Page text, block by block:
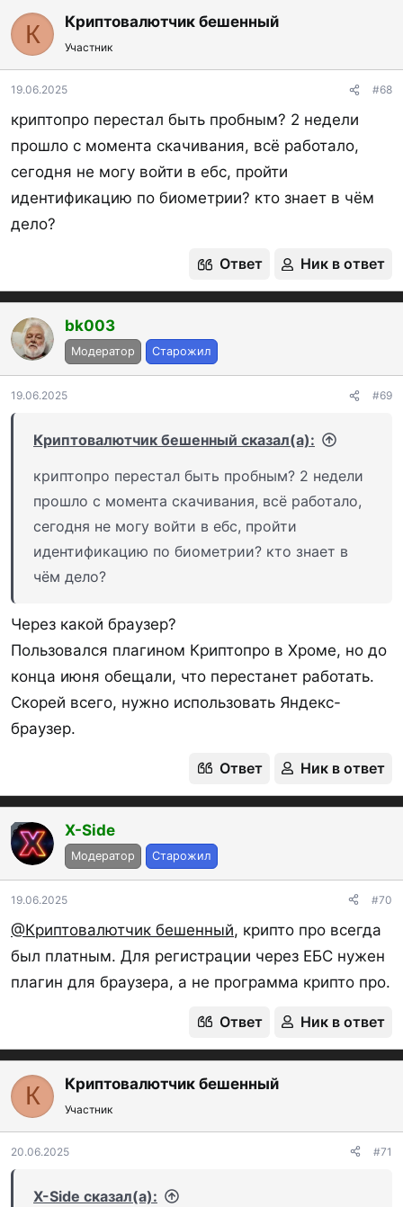
Кузнецкбизнесбанк
Левобережный банк
Локо-банк
ИБ
Меткомбанк
Морской банк
МТС Банк
Национальный стандарт
ИБ
Новобанк
Новиком
ИБ
Озон Банк
Оренбург
Первый инвестиционный банк
Почта банк
Приморье
Примсоцбанк
ПСБ
ИБ
ПСКБ
Райффайзенбанк
РБА банк
Реалист банк
ИБ
Ренессанс Банк
МП
Ростфинанс Банк
Руснарбанк
Санкт-Петербург Банк
ИБ
Синара
К Криптовалютчик бешенный
Участник
19.06.2025 #68
криптопро перестал быть пробным? 2 недели
прошло с момента скачивания, всё работало,
сегодня не могу войти в ебс, пройти
идентификацию по биометрии? кто знает в чём
дело?
Ответ Ник в ответ
bk003
Модератор Старожил
19.06.2025 #69
Криптовалютчик бешенный сказал(а):
криптопро перестал быть пробным? 2 недели
прошло с момента скачивания, всё работало,
сегодня не могу войти в ебс, пройти
идентификацию по биометрии? кто знает в
чём дело?
Через какой браузер?
Пользовался плагином Криптопро в Хроме, но до
конца июня обещали, что перестанет работать.
Скорей всего, нужно использовать Яндекс-
браузер.
Ответ Ник в ответ
OP X-Side
Модератор Старожил
19.06.2025 #70
@Криптовалютчик бешенный, крипто про всегда
был платным. Для регистрации через ЕБС нужен
плагин для браузера, а не программа крипто про.
Ответ Ник в ответ
К Криптовалютчик бешенный
Участник
20.06.2025 #71
X-Side сказал(а):